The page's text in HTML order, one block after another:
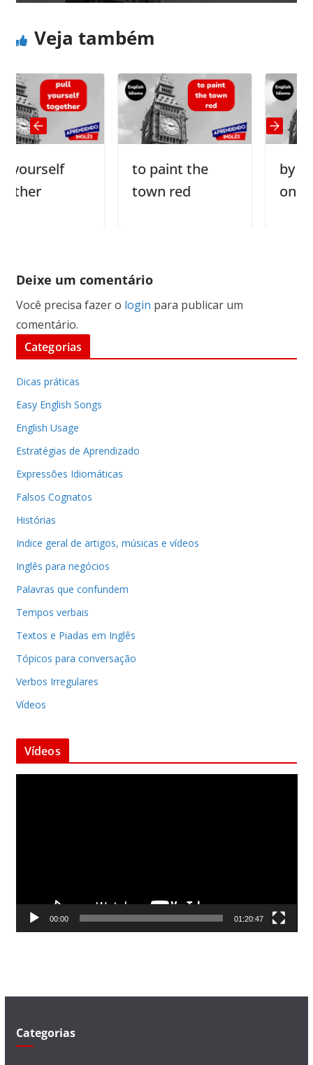
Veja também
to paint the
town red
by the
one’s
Deixe um comentário
Você precisa fazer o login para publicar um
comentário.
Categorias
Dicas práticas
Easy English Songs
English Usage
Estratégias de Aprendizado
Expressões Idiomáticas
Falsos Cognatos
Histórias
Indice geral de artigos, músicas e vídeos
Inglês para negócios
Palavras que confundem
Tempos verbais
Textos e Piadas em Inglês
Tópicos para conversação
Verbos Irregulares
Vídeos
Vídeos
d
00:00 01:20:47
Categorias